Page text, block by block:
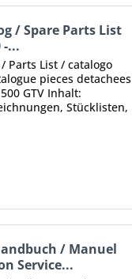
/ Spare Parts List
-...
Parts List / catalogo
pieces detachees
GTV Inhalt:
Stücklisten,
ca. 100 Seiten
/ Manuel
Service...